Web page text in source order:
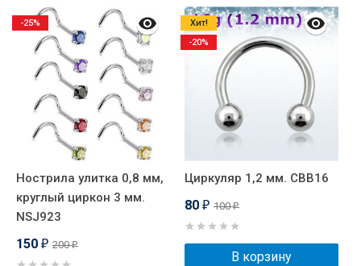
Нострила улитка 0,8 мм,
круглый циркон 3 мм.
NSJ923
150 ₽ 200₽
-25%
Циркуляр 1,2 мм. CBB16
80 ₽ 100₽
В корзину
Хит!
-20%